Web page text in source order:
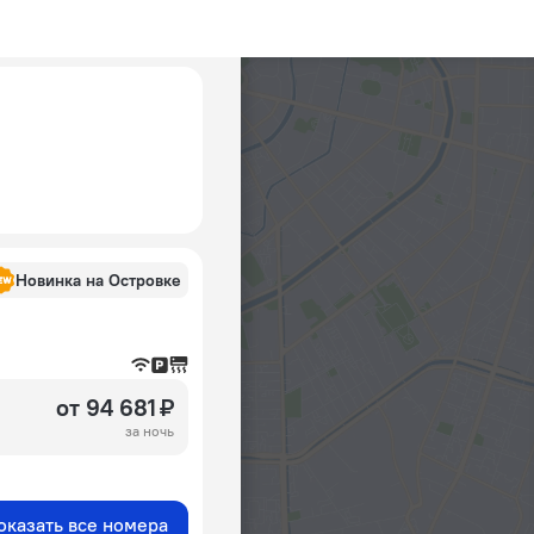
Новинка на Островке
от 94 681 ₽
за ночь
все номера